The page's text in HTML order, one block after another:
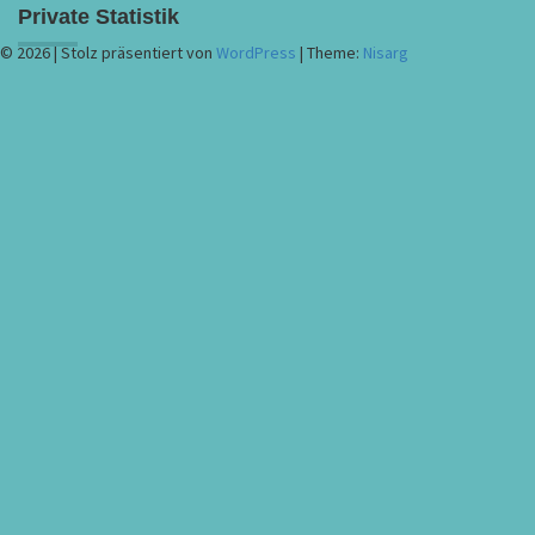
Private Statistik
© 2026|Stolz präsentiert von WordPress | Theme: Nisarg